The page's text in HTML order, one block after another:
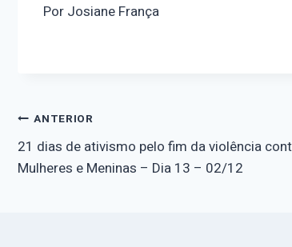
Por Josiane França
Navegação
de
ANTERIOR
21 dias de ativismo pelo fim da violência
Mulheres e Meninas – Dia 13 – 02/12